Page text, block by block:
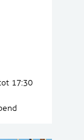
17:30